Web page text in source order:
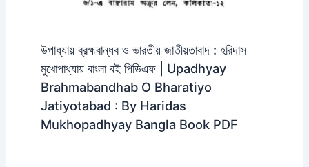
উপাধ্যায় ব্রহ্মবান্ধব ও ভারতীয় জাতীয়তাবাদ : হরিদাস
মুখোপাধ্যায় বাংলা বই পিডিএফ | Upadhyay
Brahmabandhab O Bharatiyo
Jatiyotabad : By Haridas
Mukhopadhyay Bangla Book PDF